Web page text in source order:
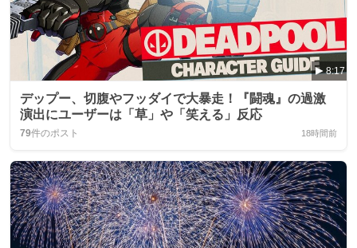
8:17
デップー、切腹やフッダイで大暴走！『闘魂』の過激
演出にユーザーは「草」や「笑える」反応
79件のポスト 18時間前